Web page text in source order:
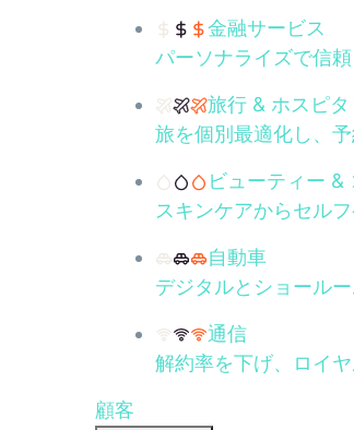
金融サービス
パーソナライズで信
旅行 & ホスピタ
旅を個別最適化し、
ビューティー &
スキンケアからセル
自動車
デジタルとショール
通信
解約率を下げ、ロイ
顧客